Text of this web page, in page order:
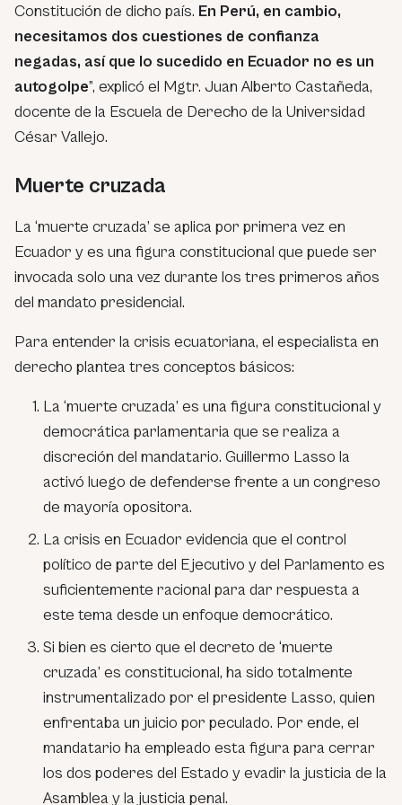
Constitución de dicho país. En Perú, en cambio,
necesitamos dos cuestiones de confianza
negadas, así que lo sucedido en Ecuador no es un
autogolpe”, explicó el Mgtr. Juan Alberto Castañeda,
docente de la Escuela de Derecho de la Universidad
César Vallejo.
Muerte cruzada
La ‘muerte cruzada’ se aplica por primera vez en
Ecuador y es una figura constitucional que puede ser
invocada solo una vez durante los tres primeros años
del mandato presidencial.
Para entender la crisis ecuatoriana, el especialista en
derecho plantea tres conceptos básicos:
La ‘muerte cruzada’ es una figura constitucional y
democrática parlamentaria que se realiza a
discreción del mandatario. Guillermo Lasso la
activó luego de defenderse frente a un congreso
de mayoría opositora.
La crisis en Ecuador evidencia que el control
político de parte del Ejecutivo y del Parlamento es
suficientemente racional para dar respuesta a
este tema desde un enfoque democrático.
Si bien es cierto que el decreto de ‘muerte
cruzada’ es constitucional, ha sido totalmente
instrumentalizado por el presidente Lasso, quien
enfrentaba un juicio por peculado. Por ende, el
mandatario ha empleado esta figura para cerrar
los dos poderes del Estado y evadir la justicia de la
Asamblea y la justicia penal.